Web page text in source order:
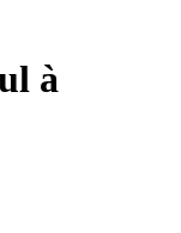
à